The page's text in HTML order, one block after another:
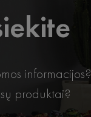
informacijos?
produktai?